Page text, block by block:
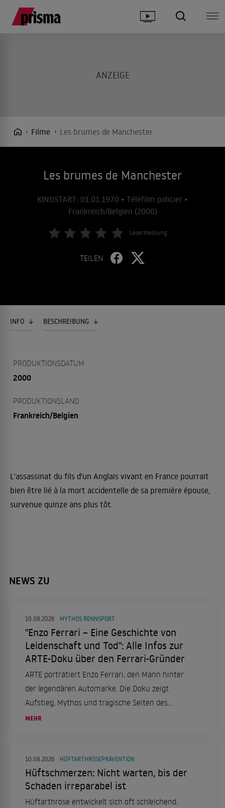
Filme Les brumes de Manchester
Les brumes de Manchester
KINOSTART: 01.01.1970 • Téléfilm policier •
Frankreich/Belgien (2000)
Lesermeinung
TEILEN
INFO BESCHREIBUNG
PRODUKTIONSDATUM
2000
PRODUKTIONSLAND
Frankreich/Belgien
L'assassinat du fils d'un Anglais vivant en France pourrait
bien être lié à la mort accidentelle de sa première épouse,
survenue quinze ans plus tôt.
NEWS ZU
10.08.2026 MYTHOS RENNSPORT
"Enzo Ferrari – Eine Geschichte von
Leidenschaft und Tod": Alle Infos zur
ARTE-Doku über den Ferrari-Gründer
ARTE porträtiert Enzo Ferrari, den Mann hinter
der legendären Automarke. Die Doku zeigt
Aufstieg, Mythos und tragische Seiten des
Rennsports.
MEHR
10.08.2026 HÜFTARTHROSEPRÄVENTION
Hüftschmerzen: Nicht warten, bis der
Schaden irreparabel ist
Hüftarthrose entwickelt sich oft schleichend.